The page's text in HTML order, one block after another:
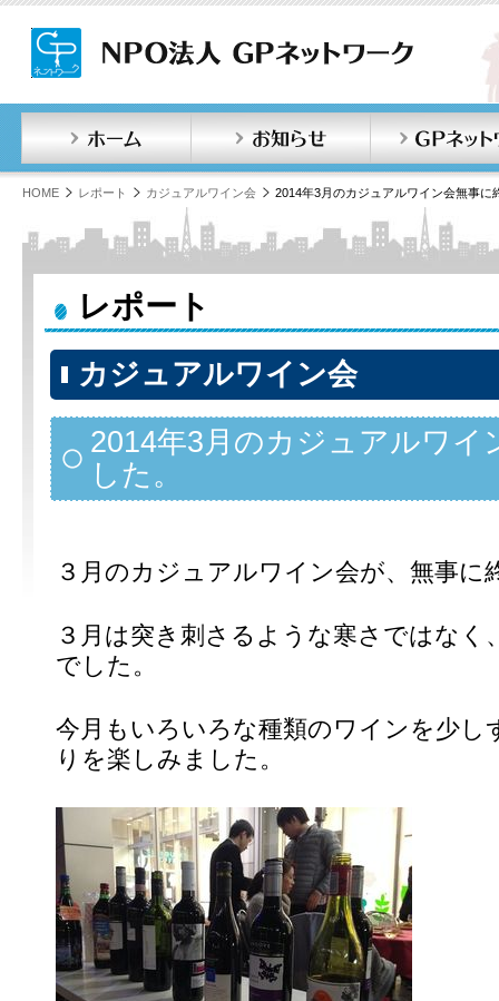
HOME レポート カジュアルワイン会 2014年3月のカジュアルワイン会無事に
レポート
カジュアルワイン会
2014年3月のカジュアルワイ
した。
３月のカジュアルワイン会が、無事に
３月は突き刺さるような寒さではなく
でした。
今月もいろいろな種類のワインを少し
りを楽しみました。